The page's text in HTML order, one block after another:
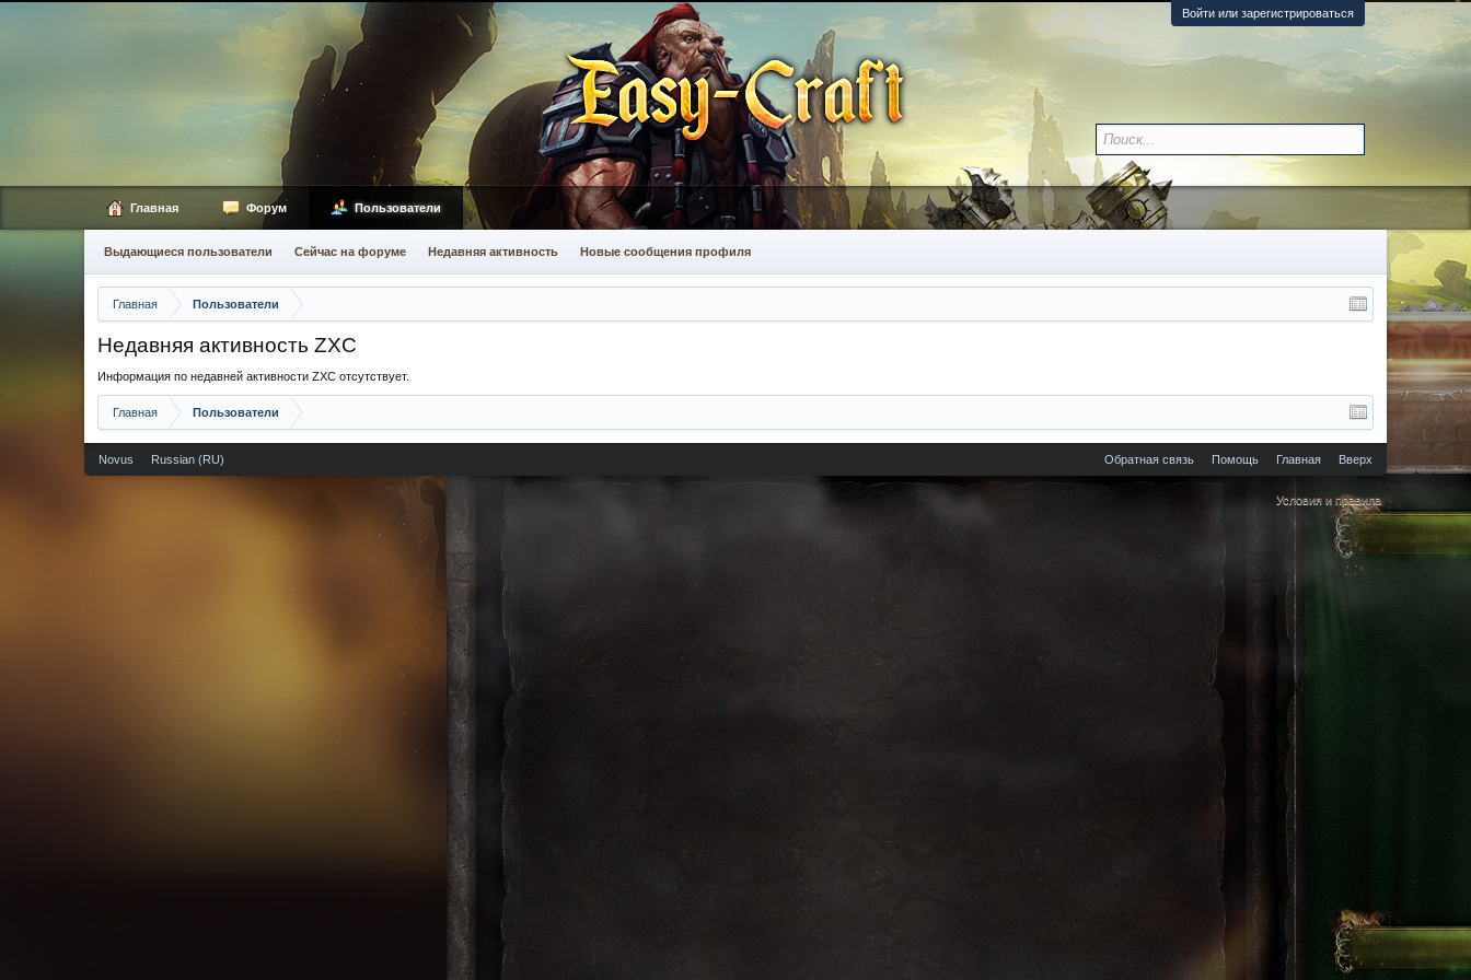
Войти или зарегистрироваться
Главная Пользователи
Недавняя активность ZXC
Информация по недавней активности ZXC отсутствует.
Главная Пользователи
Главная Форум Пользователи
Выдающиеся пользователи Сейчас на форуме Недавняя активность Новые сообщения профиля
Novus Russian (RU) Обратная связь Помощь Главная Вверх
Условия и правила